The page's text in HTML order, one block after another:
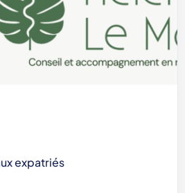
expatriés